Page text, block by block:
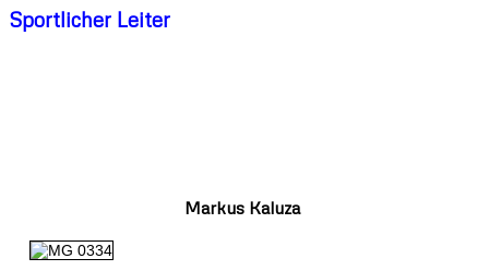
Sportlicher Leiter
Markus Kaluza